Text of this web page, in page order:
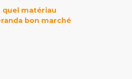
quel matériau
bon marché